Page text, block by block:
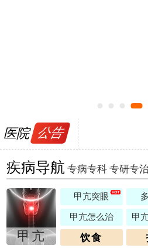
医院 公告
疾病导航 专病专科 专研专
甲亢
甲亢突眼
甲亢怎么治 甲
饮食